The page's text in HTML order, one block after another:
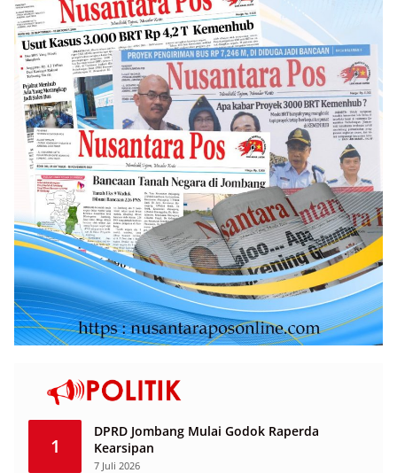
1
DPRD Jombang Mulai Godok Raperda
Kearsipan
7 Juli 2026